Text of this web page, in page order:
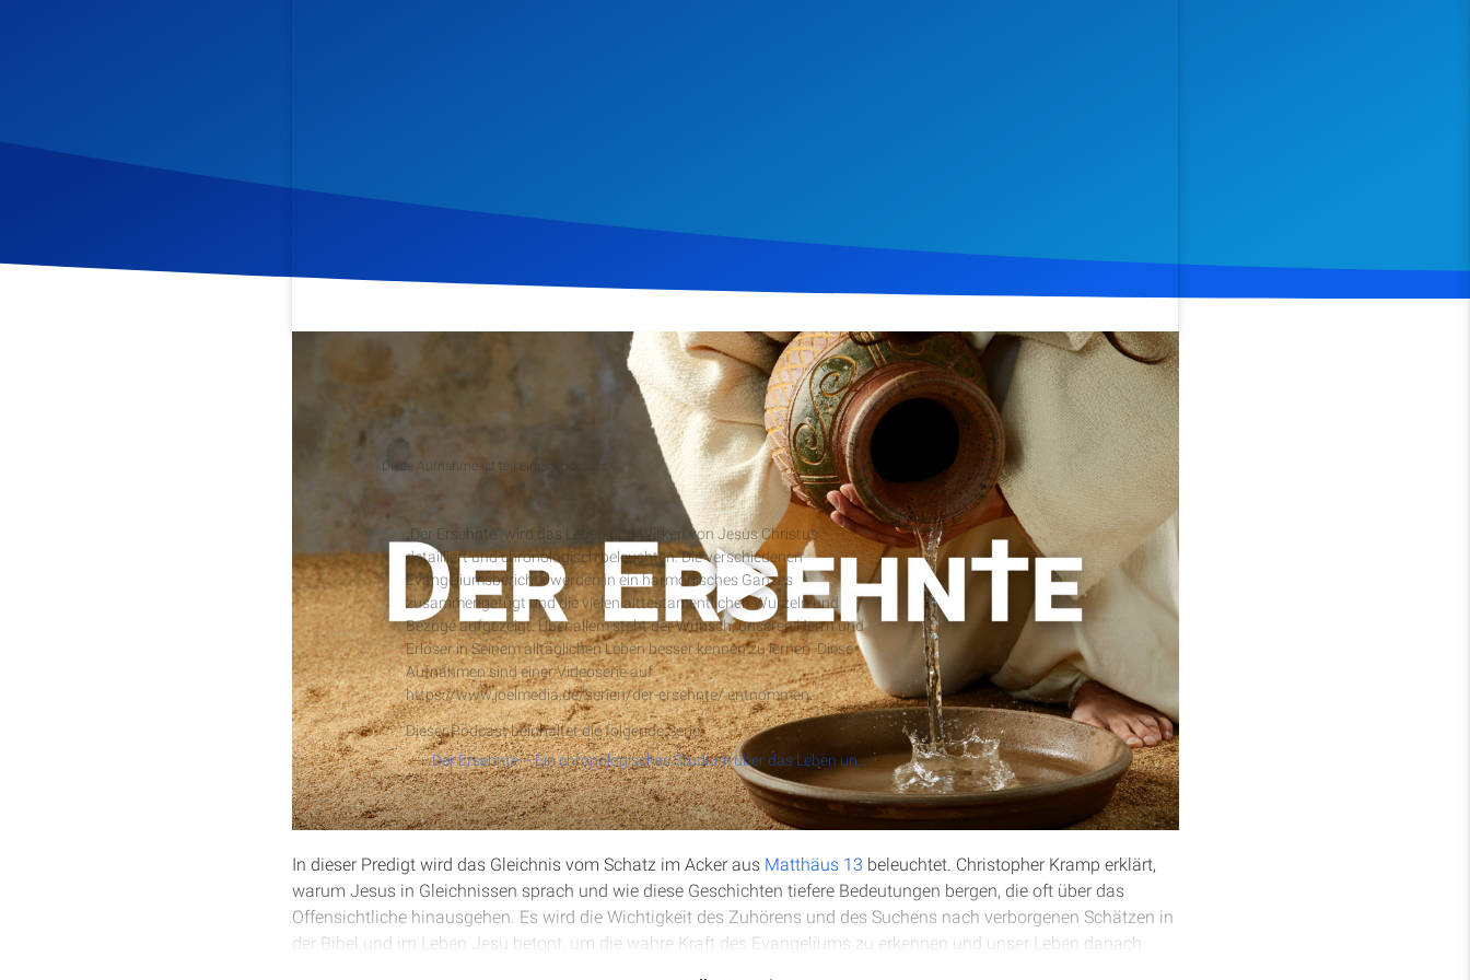
Veröffentlicht am 24. April 2019 766 Klicks Download Teilen
Diese Aufnahme ist teil eines Podcasts
Der Ersehnte
„Der Ersehnte“ wird das Leben und Wirken von Jesus Christus
detailliert und chronologisch beleuchten. Die verschiedenen
Evangeliumsberichte werden in ein harmonisches Ganzes
zusammengefügt und die vielen alttestamentlichen Wurzeln und
Bezüge aufgezeigt. Über allem steht der Wunsch, unseren Herrn und
Erlöser in Seinem alltäglichen Leben besser kennen zu lernen. Diese
Aufnahmen sind einer Videoserie auf
https://www.joelmedia.de/serien/der-ersehnte/ entnommen.
Dieser Podcast beinhaltet die folgende Serie:
Der Ersehnte – Ein chronologisches Studium über das Leben und Wirken von Jesus Christus
RSS-Feed
In dieser Predigt wird das Gleichnis vom Schatz im Acker aus Matthäus 13 beleuchtet. Christopher Kramp erklärt,
warum Jesus in Gleichnissen sprach und wie diese Geschichten tiefere Bedeutungen bergen, die oft über das
Offensichtliche hinausgehen. Es wird die Wichtigkeit des Zuhörens und des Suchens nach verborgenen Schätzen in
der Bibel und im Leben Jesu betont, um die wahre Kraft des Evangeliums zu erkennen und unser Leben danach